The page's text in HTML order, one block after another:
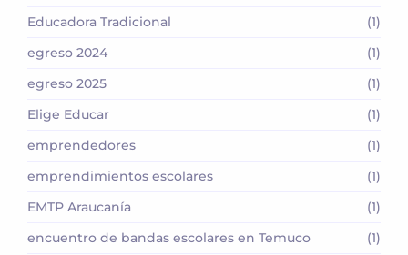
Educadora Tradicional
(1)
egreso 2024
(1)
egreso 2025
(1)
Elige Educar
(1)
emprendedores
(1)
emprendimientos escolares
(1)
EMTP Araucanía
(1)
encuentro de bandas escolares en Temuco
(1)